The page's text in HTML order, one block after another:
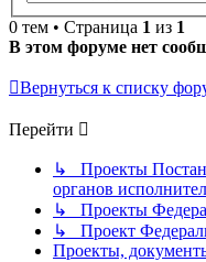
0 тем • Страница 1 из 1
В этом форуме нет
Вернуться к списку
Перейти
↳ Проекты
органов
↳ Проекты
↳ Проект
Проекты,